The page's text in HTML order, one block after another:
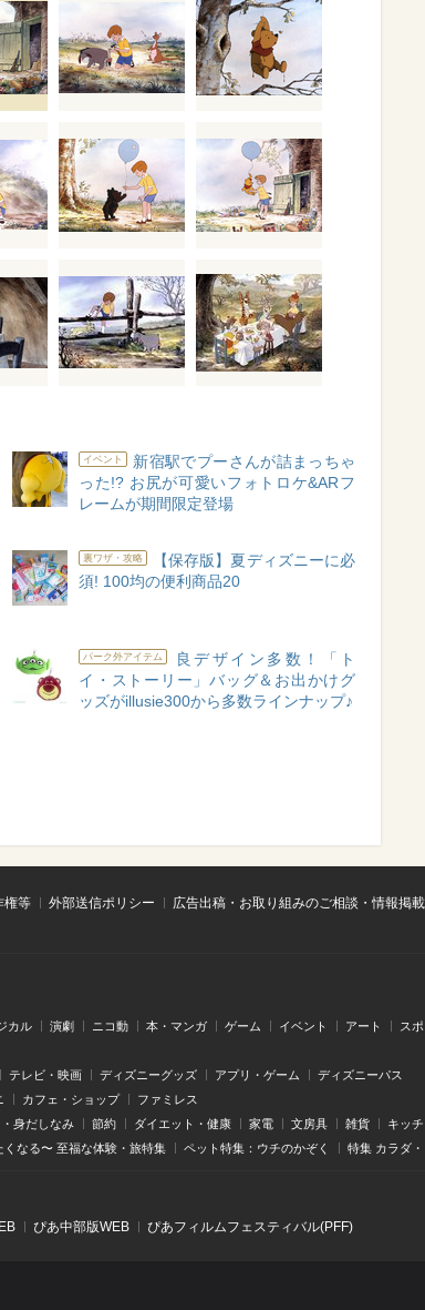
イベント
新宿駅でプーさんが詰まっちゃ
った!? お尻が可愛いフォトロケ&ARフ
レームが期間限定登場
裏ワザ・攻略
【保存版】夏ディズニーに必
須! 100均の便利商品20
パーク外アイテム
良デザイン多数！「ト
イ・ストーリー」バッグ＆お出かけグ
ッズがillusie300から多数ラインナップ♪
権等 外部送信ポリシー
広告出稿・お取り組みのご相談・情報掲
カル 演劇 ニコ動 本・マンガ ゲーム イベント アート ス
テレビ・映画 ディズニーグッズ アプリ・ゲーム ディズニーパス
カフェ・ショップ ファミレス
身だしなみ 節約 ダイエット・健康 家電 文房具 雑貨 キッ
くなる〜 至福な体験・旅特集 ペット特集：ウチのかぞく 特集 カラダ
ぴあ中部版WEB ぴあフィルムフェスティバル(PFF)